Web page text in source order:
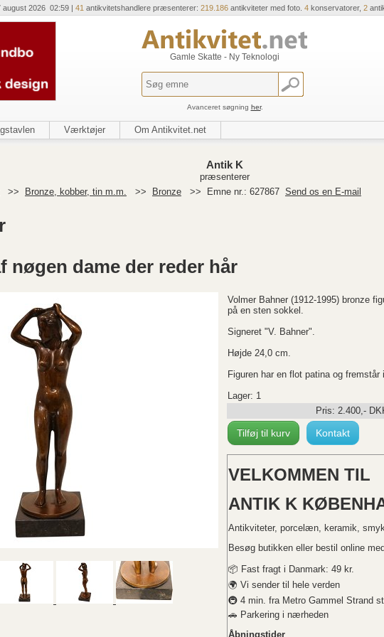
august 2026 02:59 | 41 antikvitetshandlere præsenterer: 219.186antikviteter med foto. 4konservatorer, 2
Gamle Skatte - Ny Teknologi
Avanceret søgning her.
Værktøjer Om Antikvitet.net
Antik K
præsenterer
>> Bronze, kobber, tin m.m. >> Bronze >> Emne nr.: 627867 Send os en E-mail
nøgen dame der reder hår
Volmer Bahner (1912-1995) bronze
på en sten sokkel.
Signeret "V. Bahner".
Højde 24,0 cm.
Figuren har en flot patina og fremstår
Lager: 1
Pris: 2.400,-
Tilføj til kurv Kontakt
VELKOMMEN TIL
ANTIK K
Antikviteter, porcelæn, keramik,
Besøg butikken eller bestil online
📦 Fast fragt i Danmark: 49 kr.
🌍 Vi sender til hele verden
🚇 4 min. fra Metro Gammel Strand
🚗 Parkering i nærheden
Åbningstider